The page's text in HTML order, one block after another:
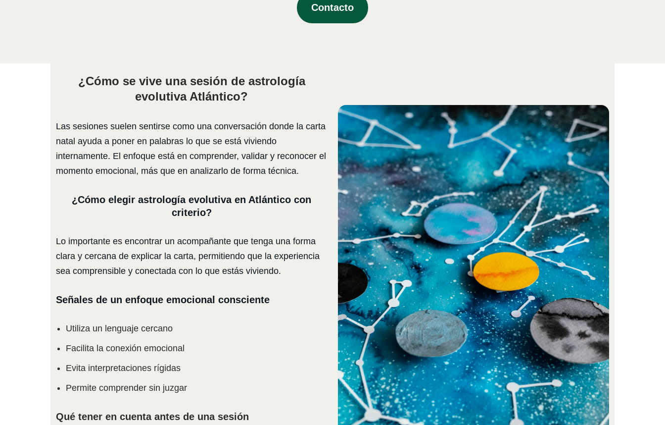
Contacto
¿Cómo se vive una sesión de astrología
evolutiva Atlántico?
Las sesiones suelen sentirse como una conversación donde la carta
natal ayuda a poner en palabras lo que se está viviendo
internamente. El enfoque está en comprender, validar y reconocer el
momento emocional, más que en analizarlo de forma técnica.
¿Cómo elegir astrología evolutiva en Atlántico con
criterio?
Lo importante es encontrar un acompañante que tenga una forma
clara y cercana de explicar la carta, permitiendo que la experiencia
sea comprensible y conectada con lo que estás viviendo.
Señales de un enfoque emocional consciente
Utiliza un lenguaje cercano
Facilita la conexión emocional
Evita interpretaciones rígidas
Permite comprender sin juzgar
Qué tener en cuenta antes de una sesión